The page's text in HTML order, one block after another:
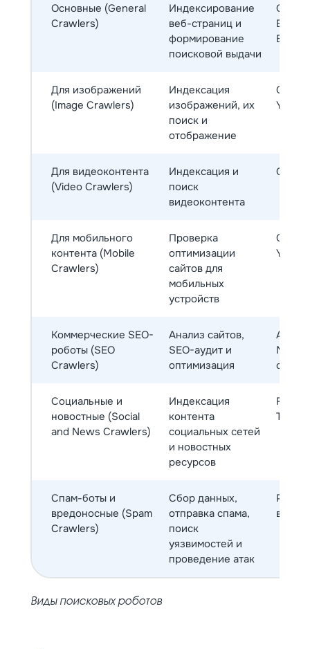
Основные (General
Crawlers)
Индексирование
веб-страниц и
формирование
поисковой выдачи
Bot
Для изображений
(Image Crawlers)
Индексация
изображений, их
поиск и
отображение
Для видеоконтента
(Video Crawlers)
Индексация и
поиск
видеоконтента
Для мобильного
контента (Mobile
Crawlers)
Проверка
оптимизации
сайтов для
мобильных
устройств
Коммерческие SEO-
роботы (SEO
Crawlers)
Анализ сайтов,
SEO-аудит и
оптимизация
Социальные и
новостные (Social
and News Crawlers)
Индексация
контента
социальных сетей
и новостных
ресурсов
Спам-боты и
вредоносные (Spam
Crawlers)
Сбор данных,
отправка спама,
поиск
уязвимостей и
проведение атак
Виды поисковых роботов